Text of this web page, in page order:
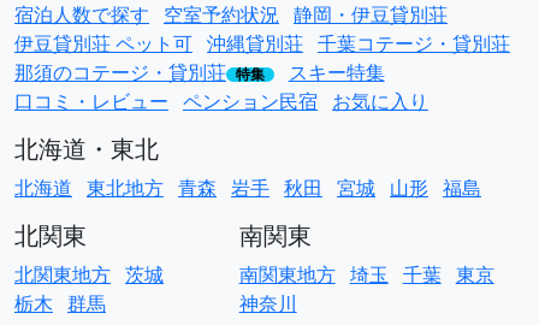
宿泊人数で探す
空室予約状況 静岡・伊豆貸別荘
伊豆貸別荘 ペット可 沖縄貸別荘 千葉コテージ・貸別荘
那須のコテージ・貸別荘 特集
スキー特集
口コミ・レビュー ペンション民宿 お気に入り
北海道・東北
北海道 東北地方 青森 岩手 秋田 宮城 山形 福島
北関東
北関東地方 茨城
栃木 群馬
南関東
南関東地方 埼玉 千葉 東京
神奈川